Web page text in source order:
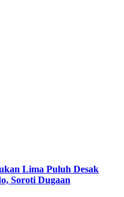
Lima Puluh Desak
Soroti Dugaan